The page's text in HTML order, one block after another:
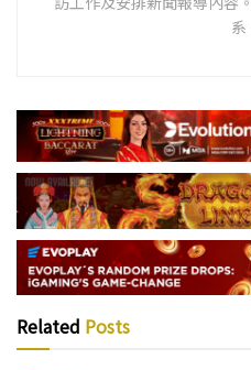
系
Related Posts